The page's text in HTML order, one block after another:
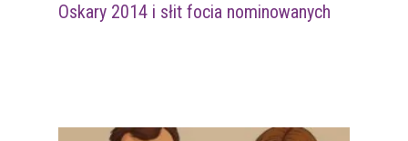
Oskary 2014 i słit focia nominowanych